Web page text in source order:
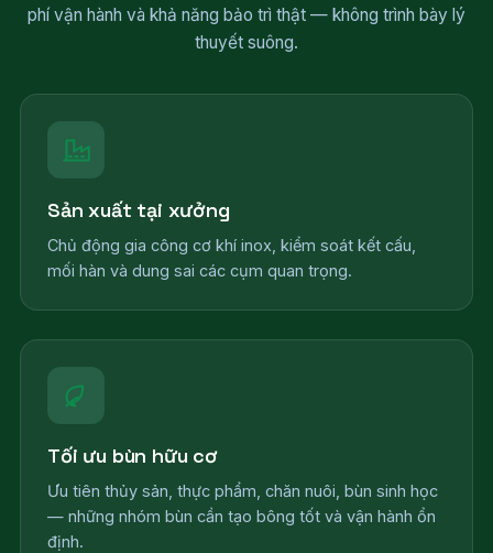
phí vận hành và khả năng bảo trì thật — không trình bày lý
thuyết suông.
Sản xuất tại xưởng
Chủ động gia công cơ khí inox, kiểm soát kết cấu,
mối hàn và dung sai các cụm quan trọng.
Tối ưu bùn hữu cơ
Ưu tiên thủy sản, thực phẩm, chăn nuôi, bùn sinh học
— những nhóm bùn cần tạo bông tốt và vận hành ổn
định.